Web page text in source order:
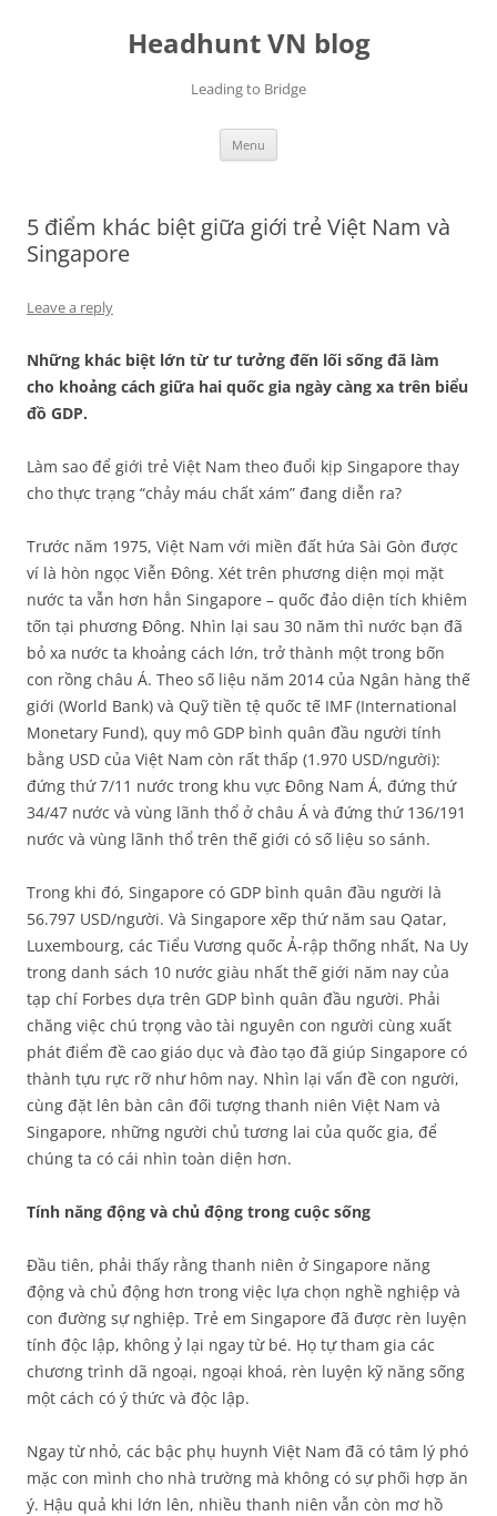
Headhunt VN blog
Leading to Bridge
Menu
5 điểm khác biệt giữa giới trẻ Việt Nam và
Singapore
Leave a reply
Những khác biệt lớn từ tư tưởng đến lối sống đã làm
cho khoảng cách giữa hai quốc gia ngày càng xa trên biểu
đồ GDP.
Làm sao để giới trẻ Việt Nam theo đuổi kịp Singapore thay
cho thực trạng “chảy máu chất xám” đang diễn ra?
Trước năm 1975, Việt Nam với miền đất hứa Sài Gòn được
ví là hòn ngọc Viễn Đông. Xét trên phương diện mọi mặt
nước ta vẫn hơn hẳn Singapore – quốc đảo diện tích khiêm
tốn tại phương Đông. Nhìn lại sau 30 năm thì nước bạn đã
bỏ xa nước ta khoảng cách lớn, trở thành một trong bốn
con rồng châu Á. Theo số liệu năm 2014 của Ngân hàng thế
giới (World Bank) và Quỹ tiền tệ quốc tế IMF (International
Monetary Fund), quy mô GDP bình quân đầu người tính
bằng USD của Việt Nam còn rất thấp (1.970 USD/người):
đứng thứ 7/11 nước trong khu vực Đông Nam Á, đứng thứ
34/47 nước và vùng lãnh thổ ở châu Á và đứng thứ 136/191
nước và vùng lãnh thổ trên thế giới có số liệu so sánh.
Trong khi đó, Singapore có GDP bình quân đầu người là
56.797 USD/người. Và Singapore xếp thứ năm sau Qatar,
Luxembourg, các Tiểu Vương quốc Ả-rập thống nhất, Na Uy
trong danh sách 10 nước giàu nhất thế giới năm nay của
tạp chí Forbes dựa trên GDP bình quân đầu người. Phải
chăng việc chú trọng vào tài nguyên con người cùng xuất
phát điểm đề cao giáo dục và đào tạo đã giúp Singapore có
thành tựu rực rỡ như hôm nay. Nhìn lại vấn đề con người,
cùng đặt lên bàn cân đối tượng thanh niên Việt Nam và
Singapore, những người chủ tương lai của quốc gia, để
chúng ta có cái nhìn toàn diện hơn.
Tính năng động và chủ động trong cuộc sống
Đầu tiên, phải thấy rằng thanh niên ở Singapore năng
động và chủ động hơn trong việc lựa chọn nghề nghiệp và
con đường sự nghiệp. Trẻ em Singapore đã được rèn luyện
tính độc lập, không ỷ lại ngay từ bé. Họ tự tham gia các
chương trình dã ngoại, ngoại khoá, rèn luyện kỹ năng sống
một cách có ý thức và độc lập.
Ngay từ nhỏ, các bậc phụ huynh Việt Nam đã có tâm lý phó
mặc con mình cho nhà trường mà không có sự phối hợp ăn
ý. Hậu quả khi lớn lên, nhiều thanh niên vẫn còn mơ hồ